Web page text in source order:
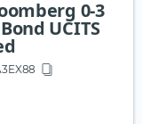
0-3
UCITS